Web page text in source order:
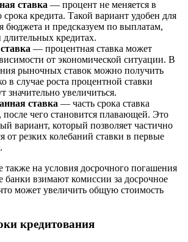
ставка — процент не меняется в
срока кредита. Такой вариант удобен для
бюджета и предсказуем по выплатам,
кредитах.
— процентная ставка может
от экономической ситуации. В
рыночных ставок можно получить
в случае роста процентной ставки
значительно увеличиться.
ставка — часть срока ставка
после чего становится плавающей. Это
вариант, который позволяет частично
от резких колебаний ставки в первые
также на условия досрочного погашения
банки взимают комиссии за досрочное
может увеличить общую стоимость
кредитования